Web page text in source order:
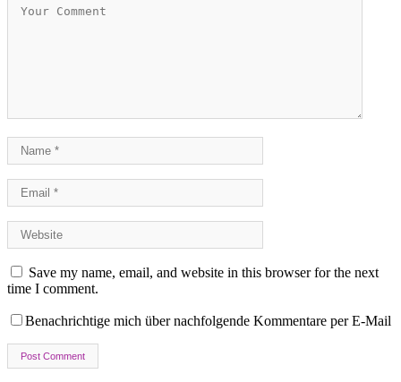
Save my name, email, and website in this browser for the next
time I comment.
Benachrichtige mich über nachfolgende Kommentare per E-Mail